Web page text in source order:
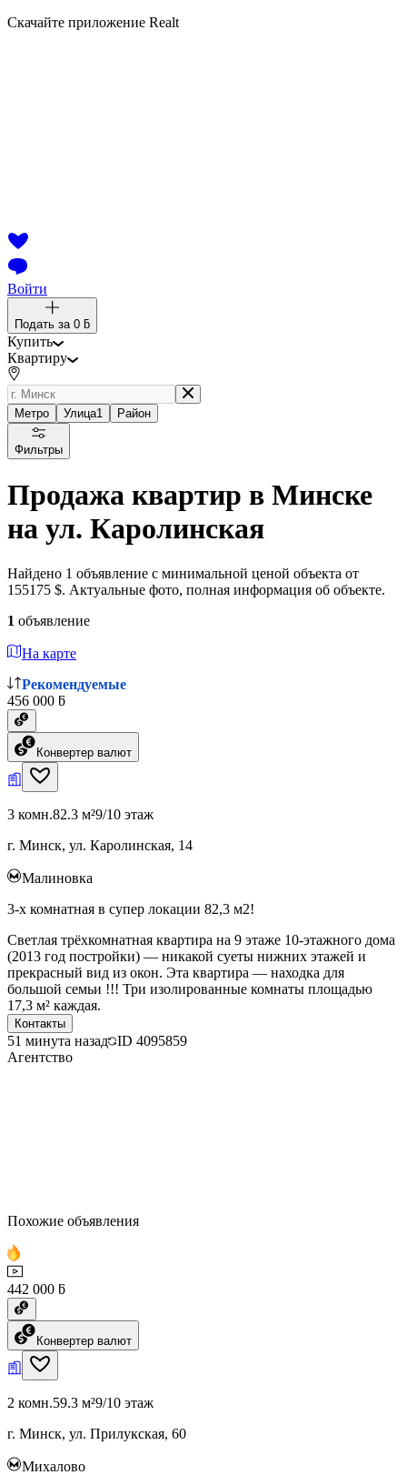
Скачайте приложение Realt
Войти
Подать за 0 ƃ
Купить
Квартиру
Метро Улица1 Район
Фильтры
Продажа квартир в Минске
на ул. Каролинская
Найдено 1 объявление с минимальной ценой объекта от
155175 $. Актуальные фото, полная информация об объекте.
1 объявление
На карте
Рекомендуемые
456 000 ƃ
Конвертер валют
3 комн.82.3 м²9/10 этаж
г. Минск, ул. Каролинская, 14
Малиновка
3-х комнатная в супер локации 82,3 м2!
Светлая трёхкомнатная квартира на 9 этаже 10-этажного дома
(2013 год постройки) — никакой суеты нижних этажей и
прекрасный вид из окон. Эта квартира — находка для
большой семьи !!! Три изолированные комнаты площадью
17,3 м² каждая.
Контакты
51 минута назад ID 4095859
Агентство
Похожие объявления
442 000 ƃ
Конвертер валют
2 комн.59.3 м²9/10 этаж
г. Минск, ул. Прилукская, 60
Михалово